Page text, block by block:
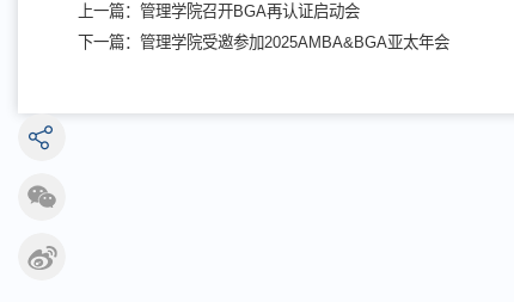
上一篇：管理学院召开BGA再认证启动会
下一篇：管理学院受邀参加2025AMBA&BGA亚太年会